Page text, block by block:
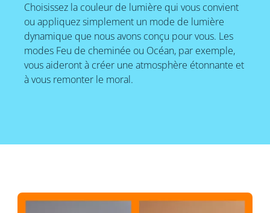
Choisissez la couleur de lumière qui vous convient
ou appliquez simplement un mode de lumière
dynamique que nous avons conçu pour vous. Les
modes Feu de cheminée ou Océan, par exemple,
vous aideront à créer une atmosphère étonnante et
à vous remonter le moral.